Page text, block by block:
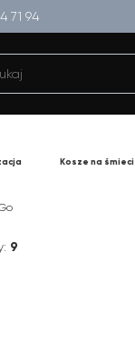
71 94
Kosze na śmieci
9